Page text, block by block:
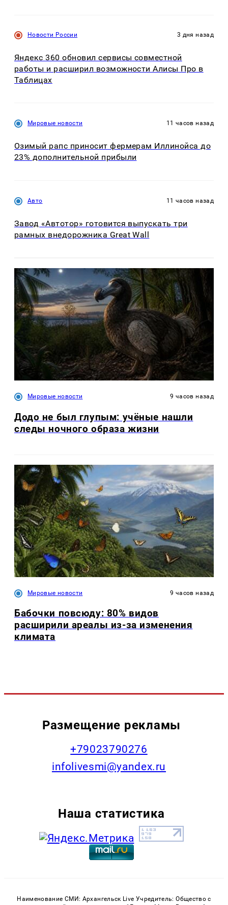
Новости России 3 дня назад
Яндекс 360 обновил сервисы совместной
работы и расширил возможности Алисы Про в
Таблицах
Мировые новости 11 часов назад
Озимый рапс приносит фермерам Иллинойса до
23% дополнительной прибыли
Авто 11 часов назад
Завод «Автотор» готовится выпускать три
рамных внедорожника Great Wall
Мировые новости 9 часов назад
Додо не был глупым: учёные нашли
следы ночного образа жизни
Мировые новости 9 часов назад
Бабочки повсюду: 80% видов
расширили ареалы из-за изменения
климата
Размещение рекламы
+79023790276
infolivesmi@yandex.ru
Наша статистика
Наименование СМИ: Архангельск Live Учредитель: Общество с